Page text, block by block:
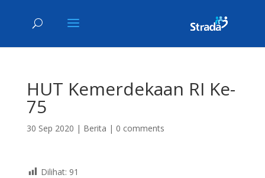
HUT Kemerdekaan RI Ke-
75
30 Sep 2020 | Berita | 0 comments
Dilihat: 91